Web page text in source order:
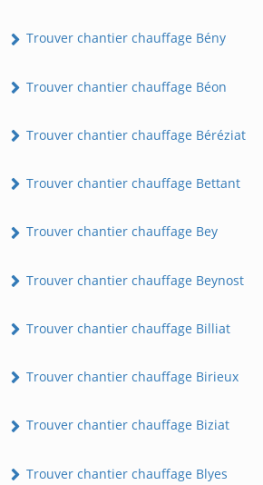
Trouver chantier chauffage Bény
Trouver chantier chauffage Béon
Trouver chantier chauffage Béréziat
Trouver chantier chauffage Bettant
Trouver chantier chauffage Bey
Trouver chantier chauffage Beynost
Trouver chantier chauffage Billiat
Trouver chantier chauffage Birieux
Trouver chantier chauffage Biziat
Trouver chantier chauffage Blyes